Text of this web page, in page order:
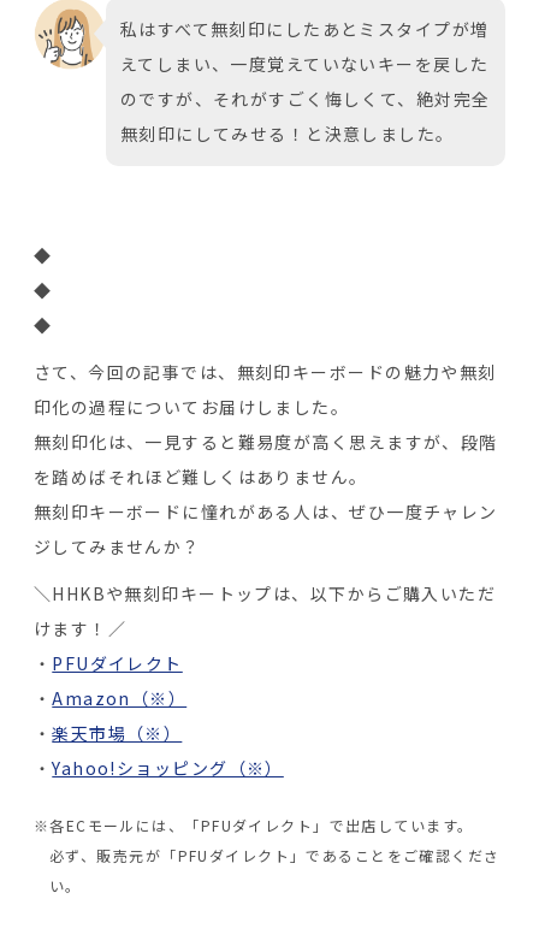
私はすべて無刻印にしたあとミスタイプが増
えてしまい、一度覚えていないキーを戻した
のですが、それがすごく悔しくて、絶対完全
無刻印にしてみせる！と決意しました。
◆
◆
◆
さて、今回の記事では、無刻印キーボードの魅力や無刻
印化の過程についてお届けしました。
無刻印化は、一見すると難易度が高く思えますが、段階
を踏めばそれほど難しくはありません。
無刻印キーボードに憧れがある人は、ぜひ一度チャレン
ジしてみませんか？
＼HHKBや無刻印キートップは、以下からご購入いただ
けます！／
PFUダイレクト
Amazon（※）
楽天市場（※）
Yahoo!ショッピング（※）
各ECモールには、「PFUダイレクト」で出店しています。
必ず、販売元が「PFUダイレクト」であることをご確認くださ
い。